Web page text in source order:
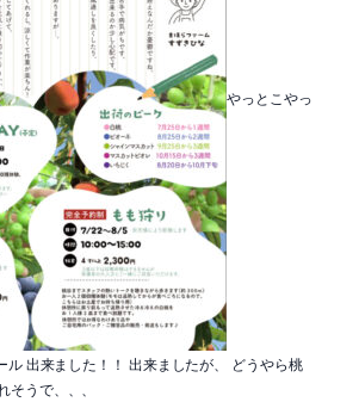
やっとこやっ
ル 出来ました！！ 出来ましたが、 どうやら桃
うで、、、